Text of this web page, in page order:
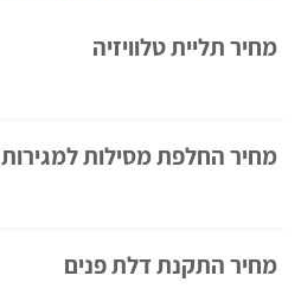
מחיר תליית טלוויזיה
מחיר החלפת מסילות למגירות
מחיר התקנת דלת פנים